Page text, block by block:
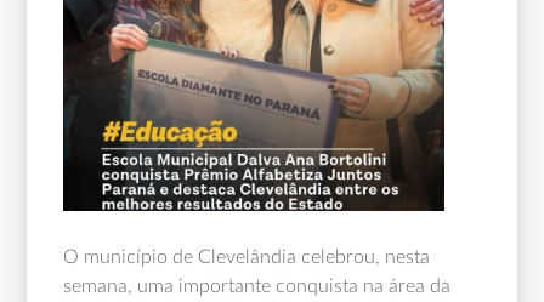
O município de Clevelândia celebrou, nesta
semana, uma importante conquista na área da